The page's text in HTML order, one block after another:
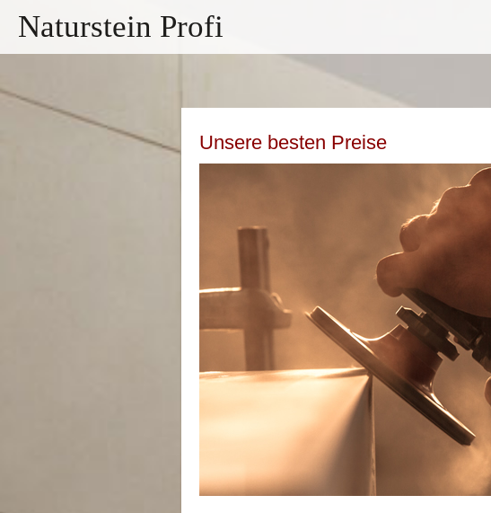
Naturstein Profi
Unsere besten Preise